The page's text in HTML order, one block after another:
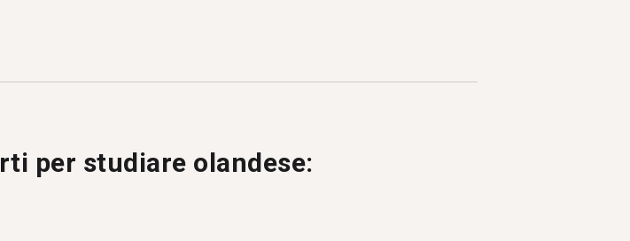
per studiare olandese: